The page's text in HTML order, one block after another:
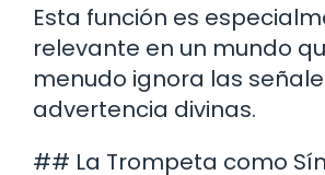
Esta función es
relevante en un mundo
menudo ignora las
advertencia divinas.
## La Trompeta como